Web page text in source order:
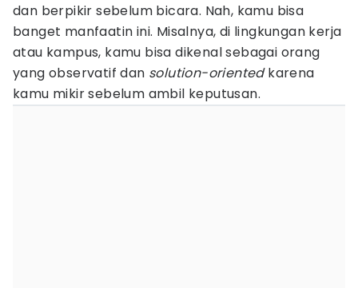
dan berpikir sebelum bicara. Nah, kamu bisa
banget manfaatin ini. Misalnya, di lingkungan kerja
atau kampus, kamu bisa dikenal sebagai orang
yang observatif dan solution-orientedkarena
kamu mikir sebelum ambil keputusan.